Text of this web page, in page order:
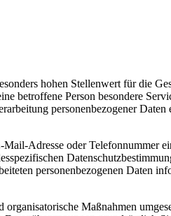
hohen Stellenwert für die
betroffene Person besondere
personenbezogener
Adresse oder Telefonnummer
personenbezogenen Daten
Maßnahmen